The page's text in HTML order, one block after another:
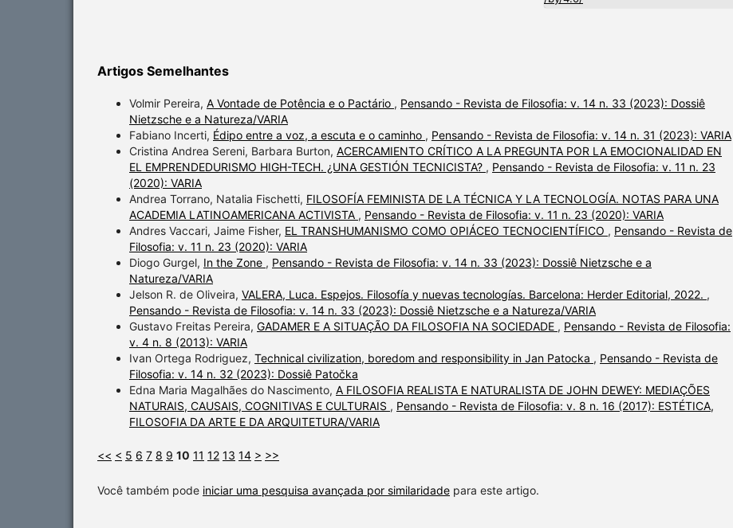
Artigos Semelhantes
Volmir Pereira, A Vontade de Potência e o Pactário , Pensando - Revista de Filosofia: v. 14 n. 33 (2023): Dossiê
Nietzsche e a Natureza/VARIA
Fabiano Incerti, Édipo entre a voz, a escuta e o caminho , Pensando - Revista de Filosofia: v. 14 n. 31 (2023): VARIA
Cristina Andrea Sereni, Barbara Burton, ACERCAMIENTO CRÍTICO A LA PREGUNTA POR LA EMOCIONALIDAD EN
EL EMPRENDEDURISMO HIGH-TECH. ¿UNA GESTIÓN TECNICISTA? , Pensando - Revista de Filosofia: v. 11 n. 23
(2020): VARIA
Andrea Torrano, Natalia Fischetti, FILOSOFÍA FEMINISTA DE LA TÉCNICA Y LA TECNOLOGÍA. NOTAS PARA UNA
ACADEMIA LATINOAMERICANA ACTIVISTA , Pensando - Revista de Filosofia: v. 11 n. 23 (2020): VARIA
Andres Vaccari, Jaime Fisher, EL TRANSHUMANISMO COMO OPIÁCEO TECNOCIENTÍFICO , Pensando - Revista de
Filosofia: v. 11 n. 23 (2020): VARIA
Diogo Gurgel, In the Zone , Pensando - Revista de Filosofia: v. 14 n. 33 (2023): Dossiê Nietzsche e a
Natureza/VARIA
Jelson R. de Oliveira, VALERA, Luca. Espejos. Filosofía y nuevas tecnologías. Barcelona: Herder Editorial, 2022. ,
Pensando - Revista de Filosofia: v. 14 n. 33 (2023): Dossiê Nietzsche e a Natureza/VARIA
Gustavo Freitas Pereira, GADAMER E A SITUAÇÃO DA FILOSOFIA NA SOCIEDADE , Pensando - Revista de Filosofia:
v. 4 n. 8 (2013): VARIA
Ivan Ortega Rodriguez, Technical civilization, boredom and responsibility in Jan Patocka , Pensando - Revista de
Filosofia: v. 14 n. 32 (2023): Dossiê Patočka
Edna Maria Magalhães do Nascimento, A FILOSOFIA REALISTA E NATURALISTA DE JOHN DEWEY: MEDIAÇÕES
NATURAIS, CAUSAIS, COGNITIVAS E CULTURAIS , Pensando - Revista de Filosofia: v. 8 n. 16 (2017): ESTÉTICA,
FILOSOFIA DA ARTE E DA ARQUITETURA/VARIA
<< < 5 6 7 8 9 10 11 12 13 14 > >>
Você também pode iniciar uma pesquisa avançada por similaridade para este artigo.